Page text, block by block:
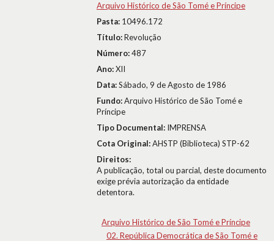
Arquivo Histórico de São Tomé e Príncipe
Pasta: 10496.172
Título:Revolução
Número:487
Ano:XII
Data:Sábado, 9 de Agosto de 1986
Fundo:Arquivo Histórico de São Tomé e
Príncipe
Tipo Documental: IMPRENSA
Cota Original:AHSTP (Biblioteca) STP-62
Direitos:
A publicação, total ou parcial, deste documento
exige prévia autorização da entidade
detentora.
Arquivo Histórico de São Tomé e Príncipe
02. República Democrática de São Tomé e